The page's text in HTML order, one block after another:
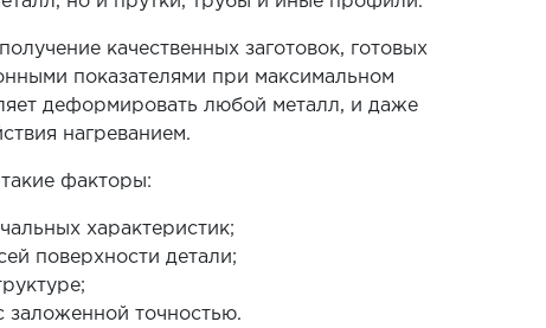
качественных заготовок, готовых
показателями при максимальном
деформировать любой металл, и даже
нагреванием.
факторы:
характеристик;
поверхности детали;
заложенной точностью.